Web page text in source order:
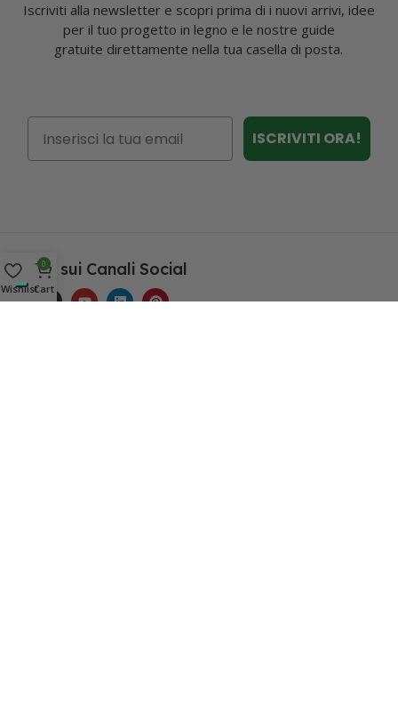
Iscriviti alla newsletter e scopri prima di i nuovi arrivi, idee
per il tuo progetto in legno e le nostre guide
gratuite direttamente nella tua casella di posta.
ISCRIVITI ORA!
Seguici sui Canali Social
Wishlist
0
Cart